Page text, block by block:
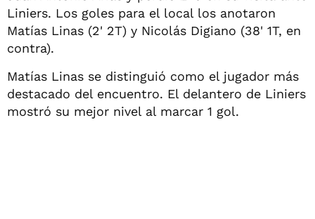
Liniers. Los goles para el local los anotaron
Matías Linas (2' 2T) y Nicolás Digiano (38' 1T, en
contra).
Matías Linas se distinguió como el jugador más
destacado del encuentro. El delantero de Liniers
mostró su mejor nivel al marcar 1 gol.